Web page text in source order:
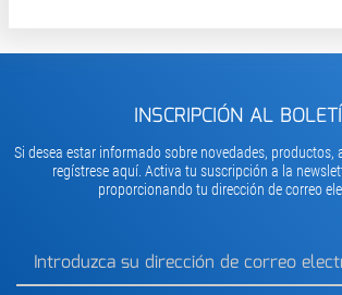
INSCRIPCIÓN AL
Si desea estar informado sobre novedades, productos,
regístrese aquí. Activa tu suscripción a la
proporcionando tu dirección de correo